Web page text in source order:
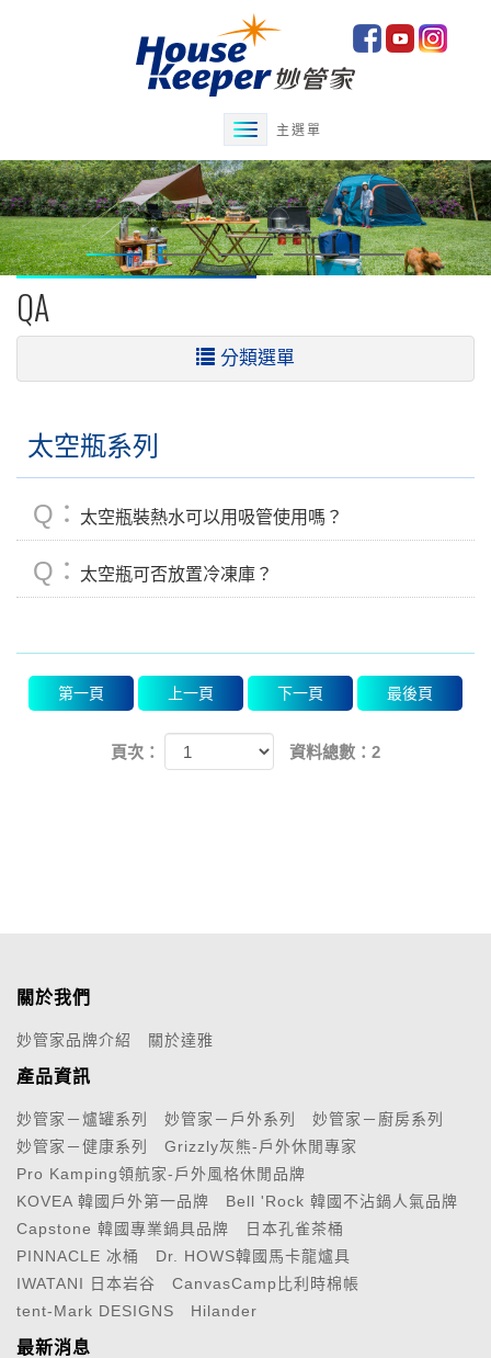
主選單
QA
分類選單
太空瓶系列
Q： 太空瓶裝熱水可以用吸管使用嗎？
Q： 太空瓶可否放置冷凍庫？
第一頁 上一頁 下一頁 最後頁
頁次： 資料總數：2
關於我們
妙管家品牌介紹 關於達雅
產品資訊
妙管家－爐罐系列 妙管家－戶外系列
妙管家－廚房系列
妙管家－健康系列
Grizzly灰熊-戶外休閒專家
Pro Kamping領航家-戶外風格休閒品牌
KOVEA 韓國戶外第一品牌
Bell 'Rock 韓國不沾鍋人氣品牌
Capstone 韓國專業鍋具品牌
日本孔雀茶桶
PINNACLE 冰桶
Dr. HOWS韓國馬卡龍爐具
IWATANI 日本岩谷
CanvasCamp比利時棉帳
tent-Mark DESIGNS
Hilander
最新消息